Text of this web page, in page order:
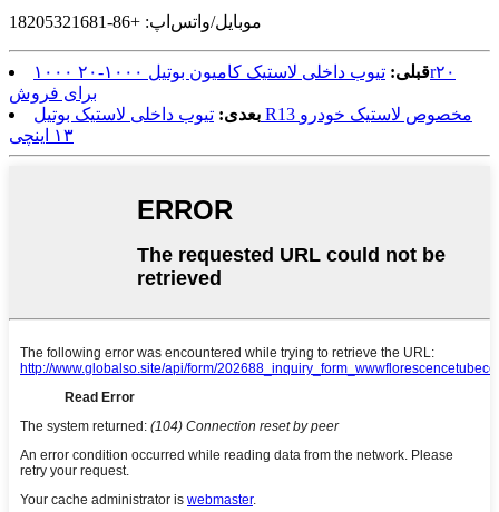
موبایل/واتس‌اپ: +86-18205321681
قبلی:
تیوب داخلی لاستیک کامیون بوتیل ۱۰۰۰-۲۰ ۱۰۰۰r۲۰
برای فروش
بعدی: تیوب داخلی لاستیک بوتیل R13 مخصوص لاستیک خودرو
۱۳ اینچی